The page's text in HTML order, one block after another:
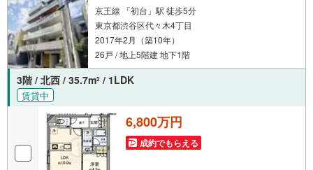
京王線 「初台」駅 徒歩5分
東京都渋谷区代々木4丁目
2017年2月（築10年）
26戸 / 地上5階建 地下1階
3階 / 北西 / 35.7m2 / 1LDK
賃貸中
6,800万円
成約でもらえる